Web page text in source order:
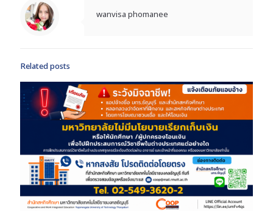
wanvisa phomanee
Related posts